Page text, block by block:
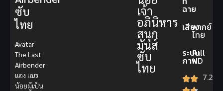
เจ้า
อภินิหาร
สนุก
มันส์
ซับ
ไทย
ฉาย
เสียงพากย์
ไทย
ระบบ
ภาพ
Full
HD
7.2
ซับ
ไทย
Avatar
The Last
Airbender
แอง เณร
น้อยผู้เป็น